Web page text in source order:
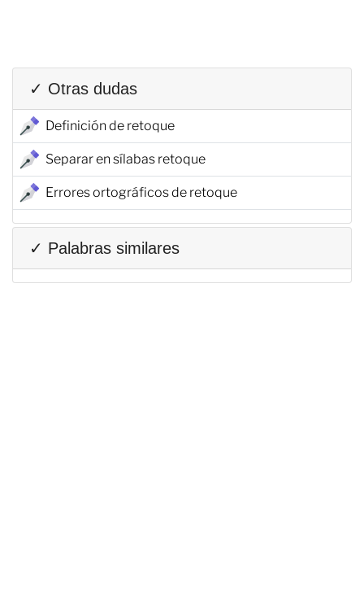
✓ Otras dudas
Definición de retoque
Separar en sílabas retoque
Errores ortográficos de retoque
✓ Palabras similares